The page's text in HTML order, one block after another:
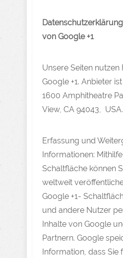
von Google +1
Unsere Seiten nutzen
Google +1. Anbieter
1600 Amphitheatre
View, CA 94043, USA.
Erfassung und
Informationen:
Schaltfläche können
weltweit
Google +1-
und andere Nutzer
Inhalte von Google
Partnern. Google
Information, dass Sie